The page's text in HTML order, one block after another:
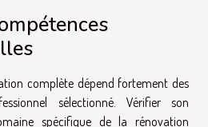
complète dépend fortement des
sélectionné. Vérifier son
spécifique de la rénovation